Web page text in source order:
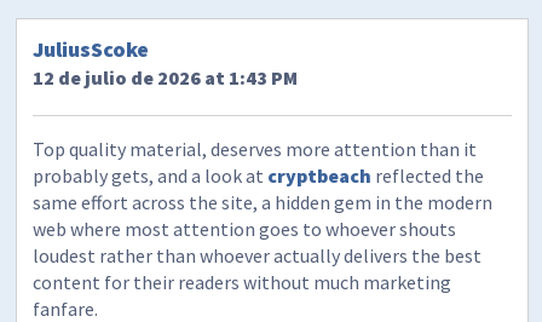
JuliusScoke
12 de julio de 2026 at 1:43 PM
Top quality material, deserves more attention than it
probably gets, and a look at cryptbeach reflected the
same effort across the site, a hidden gem in the modern
web where most attention goes to whoever shouts
loudest rather than whoever actually delivers the best
content for their readers without much marketing
fanfare.